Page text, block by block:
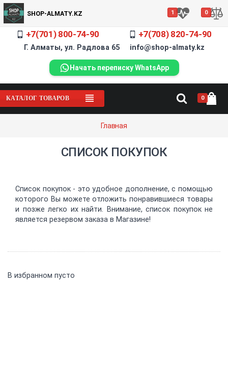
SHOP-ALMATY.KZ 1 0
+7(701) 800-74-90 +7(708) 820-74-90
Г. Алматы, ул. Радлова 65 info@shop-almaty.kz
Начать переписку WhatsApp
КАТАЛОГ ТОВАРОВ 0
Главная
СПИСОК ПОКУПОК
Список покупок - это удобное дополнение, с помощью
которого Вы можете отложить понравившиеся товары
и позже легко их найти. Внимание, список покупок не
является резервом заказа в Магазине!
В избранном пусто